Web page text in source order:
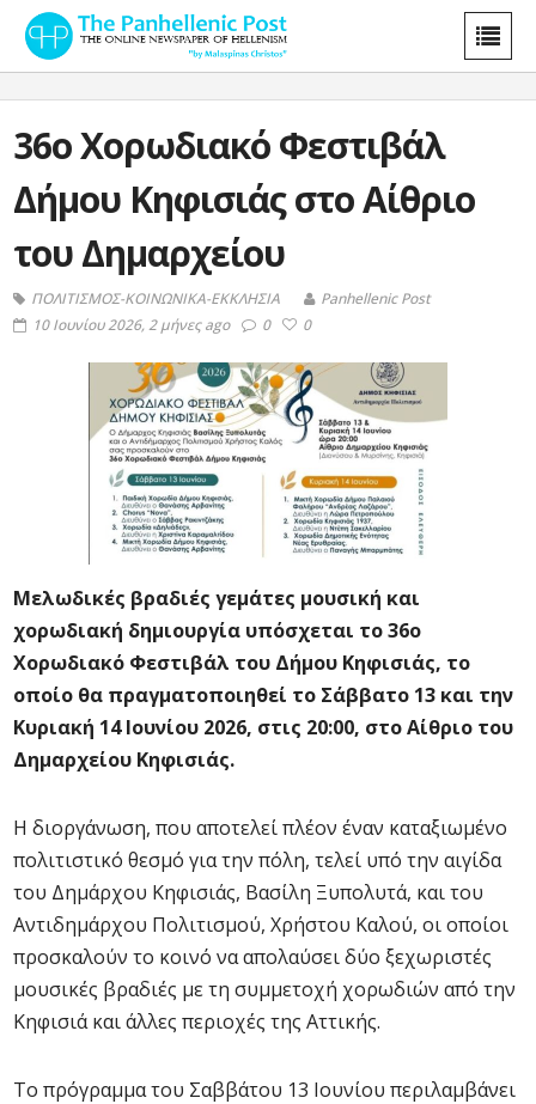
36ο Χορωδιακό Φεστιβάλ
Δήμου Κηφισιάς στο Αίθριο
του Δημαρχείου
ΠΟΛΙΤΙΣΜΟΣ-ΚΟΙΝΩΝΙΚΑ-ΕΚΚΛΗΣΙΑ
Panhellenic Post
10 Ιουνίου 2026, 2 μήνες ago
0 0
Μελωδικές βραδιές γεμάτες μουσική και
χορωδιακή δημιουργία υπόσχεται το 36ο
Χορωδιακό Φεστιβάλ του Δήμου Κηφισιάς, το
οποίο θα πραγματοποιηθεί το Σάββατο 13 και την
Κυριακή 14 Ιουνίου 2026, στις 20:00, στο Αίθριο του
Δημαρχείου Κηφισιάς.
Η διοργάνωση, που αποτελεί πλέον έναν καταξιωμένο
πολιτιστικό θεσμό για την πόλη, τελεί υπό την αιγίδα
του Δημάρχου Κηφισιάς, Βασίλη Ξυπολυτά, και του
Αντιδημάρχου Πολιτισμού, Χρήστου Καλού, οι οποίοι
προσκαλούν το κοινό να απολαύσει δύο ξεχωριστές
μουσικές βραδιές με τη συμμετοχή χορωδιών από την
Κηφισιά και άλλες περιοχές της Αττικής.
Το πρόγραμμα του Σαββάτου 13 Ιουνίου περιλαμβάνει